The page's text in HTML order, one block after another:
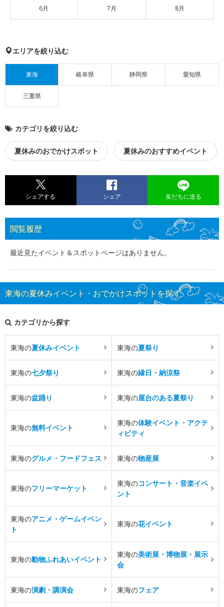
6月 7月 8月
エリアを絞り込む
東海 岐阜県 静岡県 愛知県
三重県
カテゴリを絞り込む
夏休みのおでかけスポット 夏休みのおすすめイベント
シェアする シェア 友だちに送る
閲覧履歴
最近見たイベント＆スポットページはありません。
東海の夏休みイベント・おでかけスポットを探す
カテゴリから探す
東海の夏休みイベント 東海の夏祭り
東海の七夕祭り 東海の縁日・納涼祭
東海の盆踊り 東海の屋台のある夏祭り
東海の無料イベント
東海の体験イベント・アクテ
ィビティ
東海のグルメ・フードフェス 東海の物産展
東海のフリーマーケット
東海のコンサート・音楽イベ
ント
東海のアニメ・ゲームイベン
ト
東海の花イベント
東海の動物ふれあいイベント
東海の美術展・博物展・展示
会
東海の演劇・講演会 東海のフェア